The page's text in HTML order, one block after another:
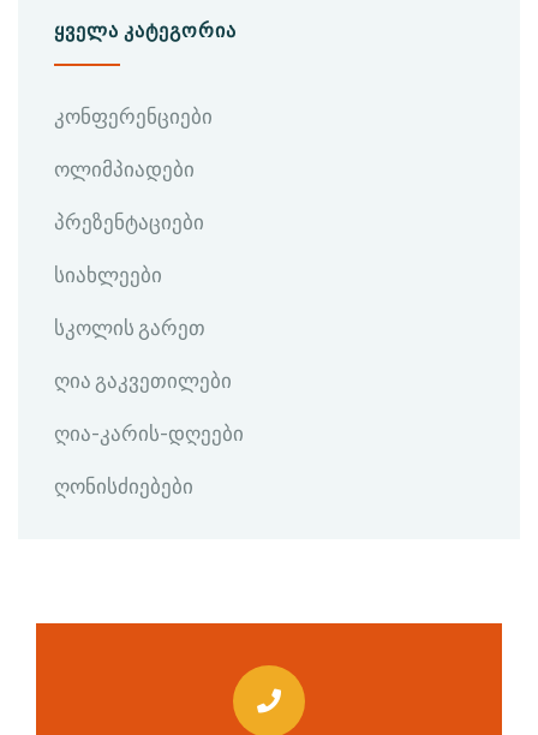
ᲧᲕᲔᲚᲐ ᲙᲐᲢᲔᲒᲝᲠᲘᲐ
კონფერენციები
ოლიმპიადები
პრეზენტაციები
სიახლეები
სკოლის გარეთ
ღია გაკვეთილები
ღია-კარის-დღეები
ღონისძიებები